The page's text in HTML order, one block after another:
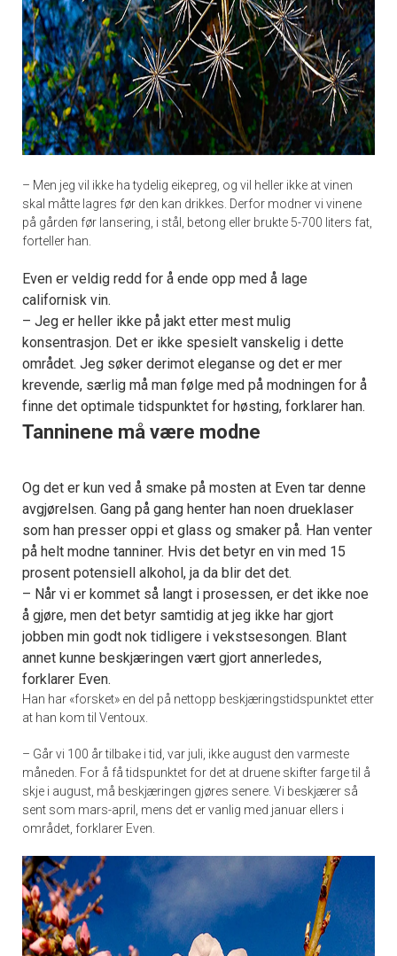
– Men jeg vil ikke ha tydelig eikepreg, og vil heller ikke at vinen
skal måtte lagres før den kan drikkes. Derfor modner vi vinene
på gården før lansering, i stål, betong eller brukte 5-700 liters fat,
forteller han.
Even er veldig redd for å ende opp med å lage
californisk vin.
– Jeg er heller ikke på jakt etter mest mulig
konsentrasjon. Det er ikke spesielt vanskelig i dette
området. Jeg søker derimot eleganse og det er mer
krevende, særlig må man følge med på modningen for å
finne det optimale tidspunktet for høsting, forklarer han.
Tanninene må være modne
Og det er kun ved å smake på mosten at Even tar denne
avgjørelsen. Gang på gang henter han noen drueklaser
som han presser oppi et glass og smaker på. Han venter
på helt modne tanniner. Hvis det betyr en vin med 15
prosent potensiell alkohol, ja da blir det det.
– Når vi er kommet så langt i prosessen, er det ikke noe
å gjøre, men det betyr samtidig at jeg ikke har gjort
jobben min godt nok tidligere i vekstsesongen. Blant
annet kunne beskjæringen vært gjort annerledes,
forklarer Even.
Han har «forsket» en del på nettopp beskjæringstidspunktet etter
at han kom til Ventoux.
– Går vi 100 år tilbake i tid, var juli, ikke august den varmeste
måneden. For å få tidspunktet for det at druene skifter farge til å
skje i august, må beskjæringen gjøres senere. Vi beskjærer så
sent som mars-april, mens det er vanlig med januar ellers i
området, forklarer Even.